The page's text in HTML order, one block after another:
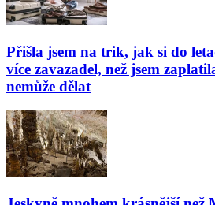
Přišla jsem na trik, jak si do
více zavazadel, než jsem
nemůže dělat